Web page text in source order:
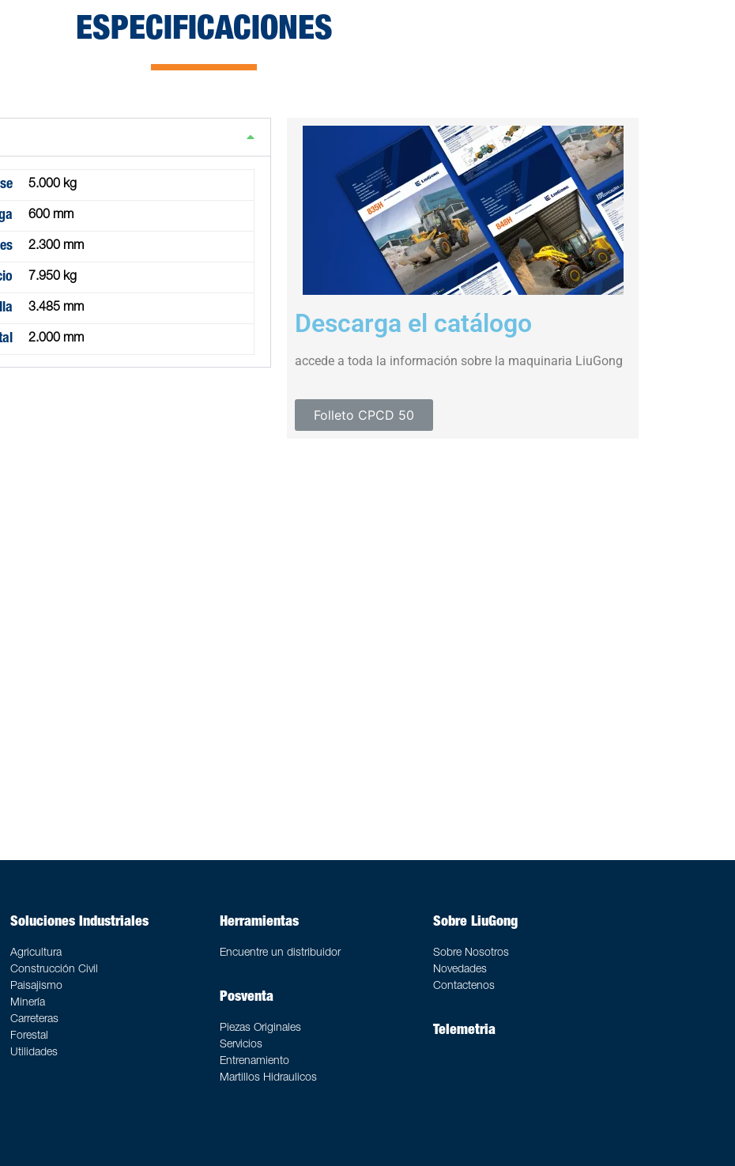
ESPECIFICACIONES
5.000 kg
600 mm
2.300 mm
7.950 kg
3.485 mm
2.000 mm
Descarga el catálogo
accede a toda la información sobre la maquinaria LiuGong
Folleto CPCD 50
Soluciones Industriales
Agricultura
Construcción Civil
Paisajismo
Minería
Carreteras
Forestal
Utilidades
Herramientas
Encuentre un distribuidor
Posventa
Piezas Originales
Servicios
Entrenamiento
Martillos Hidraulicos
Sobre LiuGong
Sobre Nosotros
Novedades
Contactenos
Telemetria